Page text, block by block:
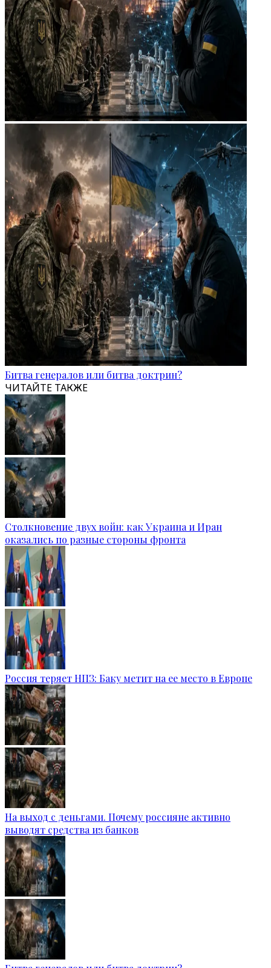
Битва генералов или битва доктрин?
ЧИТАЙТЕ ТАКЖЕ
Столкновение двух войн: как Украина и Иран
оказались по разные стороны фронта
Россия теряет НПЗ: Баку метит на ее место в Европе
На выход с деньгами. Почему россияне активно
выводят средства из банков